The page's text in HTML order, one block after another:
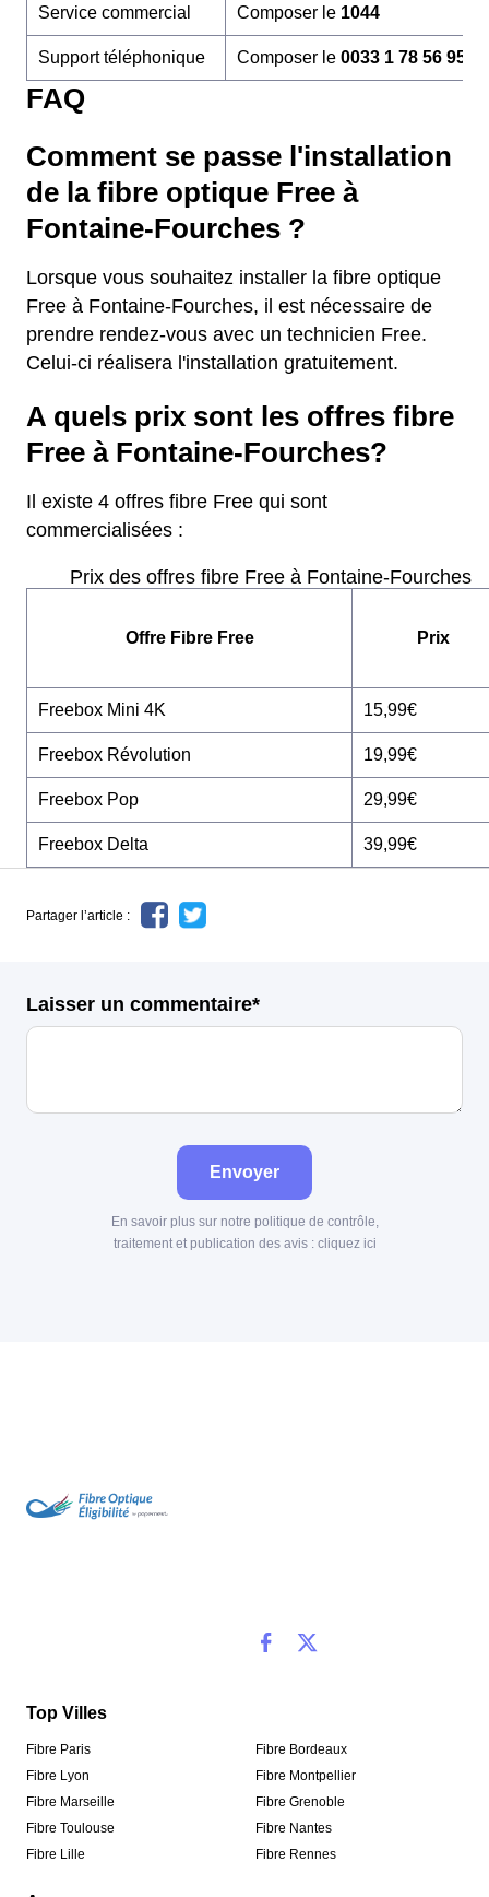
Service commercial Composer le 1044
Support téléphonique Composer le 0033 1 78 56 95 60
FAQ
Comment se passe l'installation
de la fibre optique Free à
Fontaine-Fourches ?
Lorsque vous souhaitez installer la fibre optique
Free à Fontaine-Fourches, il est nécessaire de
prendre rendez-vous avec un technicien Free.
Celui-ci réalisera l'installation gratuitement.
A quels prix sont les offres fibre
Free à Fontaine-Fourches?
Il existe 4 offres fibre Free qui sont
commercialisées :
Prix des offres fibre Free à Fontaine-Fourches
Offre Fibre Free Prix
Freebox Mini 4K 15,99€
Freebox Révolution 19,99€
Freebox Pop 29,99€
Freebox Delta 39,99€
Partager l’article :
Laisser un commentaire*
Envoyer
En savoir plus sur notre politique de contrôle,
traitement et publication des avis : cliquez ici
Top Villes
Fibre Paris
Fibre Lyon
Fibre Marseille
Fibre Toulouse
Fibre Lille
Fibre Bordeaux
Fibre Montpellier
Fibre Grenoble
Fibre Nantes
Fibre Rennes